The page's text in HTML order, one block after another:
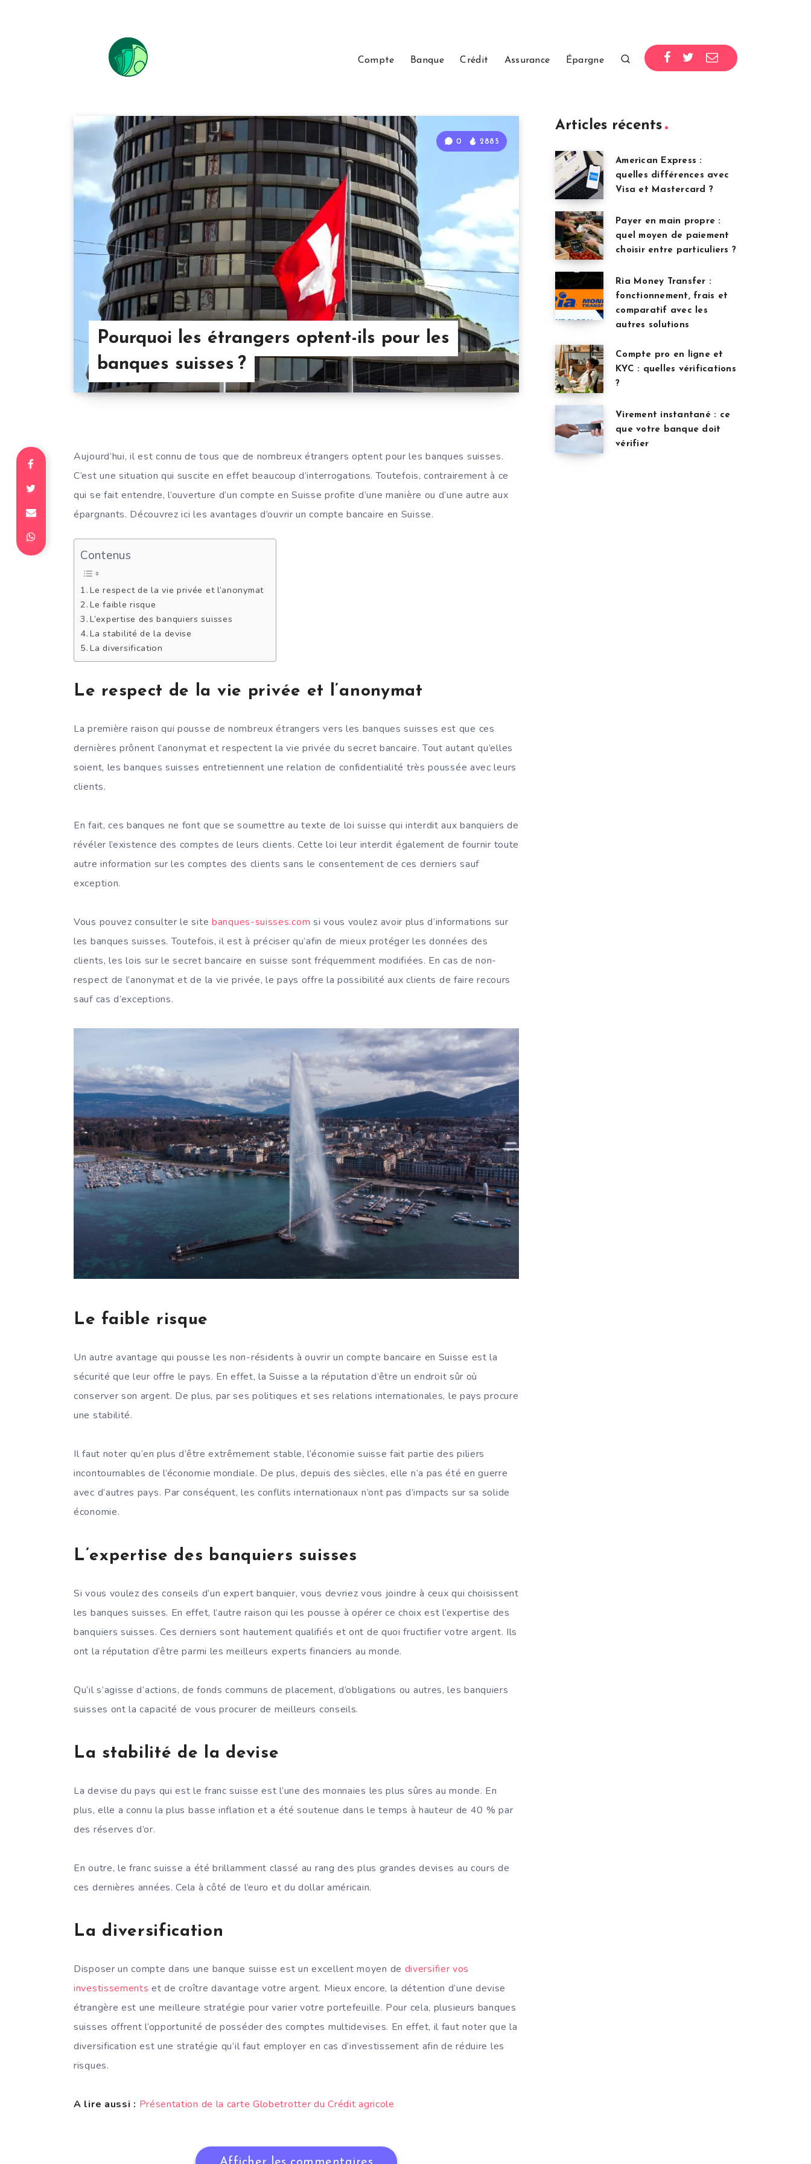
Compte Banque Crédit Assurance Épargne
Pourquoi les étrangers optent-ils pour les
banques suisses ?
0 2885
Aujourd’hui, il est connu de tous que de nombreux étrangers optent pour les banques suisses.
C’est une situation qui suscite en effet beaucoup d’interrogations. Toutefois, contrairement à ce
qui se fait entendre, l’ouverture d’un compte en Suisse profite d’une manière ou d’une autre aux
épargnants. Découvrez ici les avantages d’ouvrir un compte bancaire en Suisse.
Contenus
Le respect de la vie privée et l’anonymat
Le faible risque
L’expertise des banquiers suisses
La stabilité de la devise
La diversification
Le respect de la vie privée et l’anonymat
La première raison qui pousse de nombreux étrangers vers les banques suisses est que ces
dernières prônent l’anonymat et respectent la vie privée du secret bancaire. Tout autant qu’elles
soient, les banques suisses entretiennent une relation de confidentialité très poussée avec leurs
clients.
En fait, ces banques ne font que se soumettre au texte de loi suisse qui interdit aux banquiers de
révéler l’existence des comptes de leurs clients. Cette loi leur interdit également de fournir toute
autre information sur les comptes des clients sans le consentement de ces derniers sauf
exception.
Vous pouvez consulter le site banques-suisses.com si vous voulez avoir plus d’informations sur
les banques suisses. Toutefois, il est à préciser qu’afin de mieux protéger les données des
clients, les lois sur le secret bancaire en suisse sont fréquemment modifiées. En cas de non-
respect de l’anonymat et de la vie privée, le pays offre la possibilité aux clients de faire recours
sauf cas d’exceptions.
Le faible risque
Un autre avantage qui pousse les non-résidents à ouvrir un compte bancaire en Suisse est la
sécurité que leur offre le pays. En effet, la Suisse a la réputation d’être un endroit sûr où
conserver son argent. De plus, par ses politiques et ses relations internationales, le pays procure
une stabilité.
Il faut noter qu’en plus d’être extrêmement stable, l’économie suisse fait partie des piliers
incontournables de l’économie mondiale. De plus, depuis des siècles, elle n’a pas été en guerre
avec d’autres pays. Par conséquent, les conflits internationaux n’ont pas d’impacts sur sa solide
économie.
L’expertise des banquiers suisses
Si vous voulez des conseils d’un expert banquier, vous devriez vous joindre à ceux qui choisissent
les banques suisses. En effet, l’autre raison qui les pousse à opérer ce choix est l’expertise des
banquiers suisses. Ces derniers sont hautement qualifiés et ont de quoi fructifier votre argent. Ils
ont la réputation d’être parmi les meilleurs experts financiers au monde.
Qu’il s’agisse d’actions, de fonds communs de placement, d’obligations ou autres, les banquiers
suisses ont la capacité de vous procurer de meilleurs conseils.
La stabilité de la devise
La devise du pays qui est le franc suisse est l’une des monnaies les plus sûres au monde. En
plus, elle a connu la plus basse inflation et a été soutenue dans le temps à hauteur de 40 % par
des réserves d’or.
En outre, le franc suisse a été brillamment classé au rang des plus grandes devises au cours de
ces dernières années. Cela à côté de l’euro et du dollar américain.
La diversification
Disposer un compte dans une banque suisse est un excellent moyen de diversifier vos
investissements et de croître davantage votre argent. Mieux encore, la détention d’une devise
étrangère est une meilleure stratégie pour varier votre portefeuille. Pour cela, plusieurs banques
suisses offrent l’opportunité de posséder des comptes multidevises. En effet, il faut noter que la
diversification est une stratégie qu’il faut employer en cas d’investissement afin de réduire les
risques.
A lire aussi : Présentation de la carte Globetrotter du Crédit agricole
Articles récents
American Express :
quelles différences avec
Visa et Mastercard ?
Payer en main propre :
quel moyen de paiement
choisir entre particuliers ?
Ria Money Transfer :
fonctionnement, frais et
comparatif avec les
autres solutions
Compte pro en ligne et
KYC : quelles vérifications
?
Virement instantané : ce
que votre banque doit
vérifier